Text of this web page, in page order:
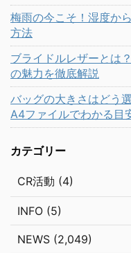
梅雨の今こそ！湿度か
方法
ブライドルレザーとは
の魅力を徹底解説
バッグの大きさはどう
A4ファイルでわかる目
カテゴリー
CR活動 (4)
INFO (5)
NEWS (2,049)